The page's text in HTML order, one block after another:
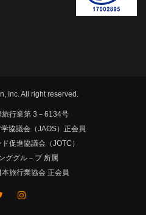
Inc. All right reserved.
行業第 3－6134号
協議会（JAOS）正会員
促進協議会（JOTC）
ググル－プ 所属
旅行業協会 正会員